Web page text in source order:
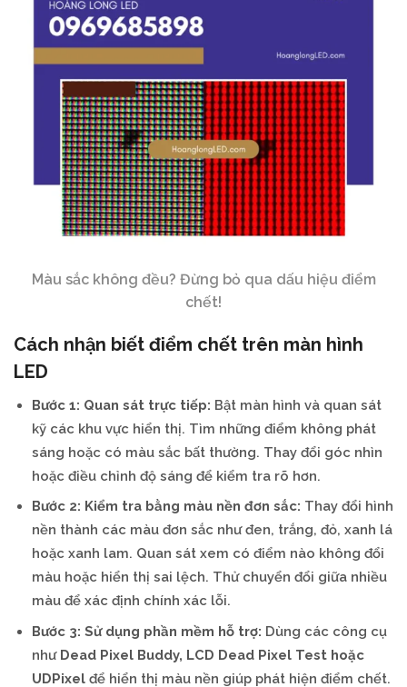
Màu sắc không đều? Đừng bỏ qua dấu hiệu điểm
chết!
Cách nhận biết điểm chết trên màn hình
LED
Bước 1: Quan sát trực tiếp: Bật màn hình và quan sát
kỹ các khu vực hiển thị. Tìm những điểm không phát
sáng hoặc có màu sắc bất thường. Thay đổi góc nhìn
hoặc điều chỉnh độ sáng để kiểm tra rõ hơn.
Bước 2: Kiểm tra bằng màu nền đơn sắc: Thay đổi hình
nền thành các màu đơn sắc như đen, trắng, đỏ, xanh lá
hoặc xanh lam. Quan sát xem có điểm nào không đổi
màu hoặc hiển thị sai lệch. Thử chuyển đổi giữa nhiều
màu để xác định chính xác lỗi.
Bước 3: Sử dụng phần mềm hỗ trợ: Dùng các công cụ
như Dead Pixel Buddy, LCD Dead Pixel Test hoặc
UDPixel để hiển thị màu nền giúp phát hiện điểm chết.